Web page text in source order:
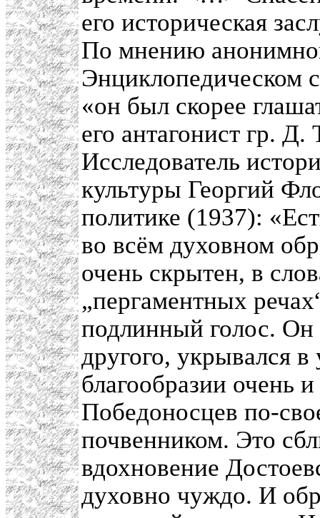
его историческая
По мнению
Энциклопедическом
«он был скорее
его антагонист гр. Д.
Исследователь
культуры Георгий
политике (1937):
во всём духовном
очень скрытен, в
„пергаментных
подлинный голос. Он
другого, укрывался
благообразии очень
Победоносцев по-
почвенником. Это
вдохновение
духовно чуждо. И